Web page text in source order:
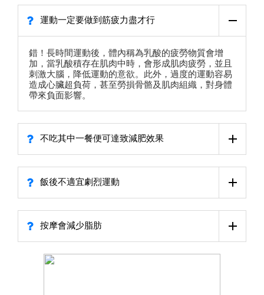
運動一定要做到筋疲力盡才行
錯！長時間運動後，體內稱為乳酸的疲勞物質會增
加，當乳酸積存在肌肉中時，會形成肌肉疲勞，並且
刺激大腦，降低運動的意欲。此外，過度的運動容易
造成心臟超負荷，甚至勞損骨骼及肌肉組織，對身體
帶來負面影響。
不吃其中一餐便可達致減肥效果
飯後不適宜劇烈運動
按摩會減少脂肪